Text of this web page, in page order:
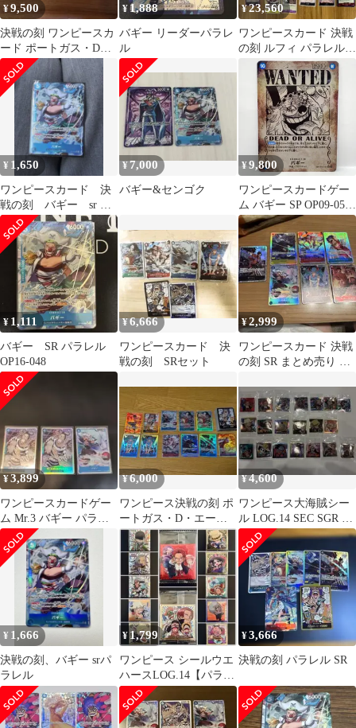
¥9,500
決戦の刻 ワンピースカ
ード ポートガス・D・
エース OP16-118 他ま
とめ
¥1,888
バギー リーダーパラレ
ル
¥23,560
ワンピースカード 決戦
の刻 ルフィ パラレル
エースSEC 4コン多数
¥ 1,650
ワンピースカード 決
戦の刻 バギー sr パ
ラレル
¥7,000
バギー&センゴク
¥9,800
ワンピースカードゲー
ム バギー SP OP09-051
R ★ ※中古
¥ 1,111
バギー SR パラレル
OP16-048
¥6,666
ワンピースカード 決
戦の刻 SRセット
¥2,999
ワンピースカード 決戦
の刻 SR まとめ売り モ
¥3,899
ワンピースカードゲー
ム Mr.3 バギー パラレ
ル
¥6,000
ワンピース決戦の刻 ポ
ートガス・D・エース
ドン！パラレル
¥4,600
ワンピース大海賊シー
ル LOG.14 SEC SGR パ
ラレル 19枚
¥ 1,666
決戦の刻、バギー srパ
ラレル
¥1,799
ワンピース シールウエ
ハースLOG.14【パラレ
ル】シャンクス含む計
12枚
¥3,666
決戦の刻 パラレル SR